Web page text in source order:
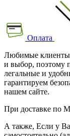
Оплата
Любимые
и выбор, поэтому
легальные и
гарантируем
нашем сайте.
При доставке по
А также, Если у